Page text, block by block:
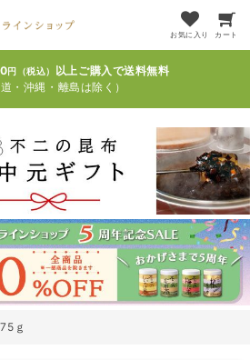
お気に入り カート
円（税込）
以上ご購入で送料無料
道・沖縄・離島は除く）
ｇ